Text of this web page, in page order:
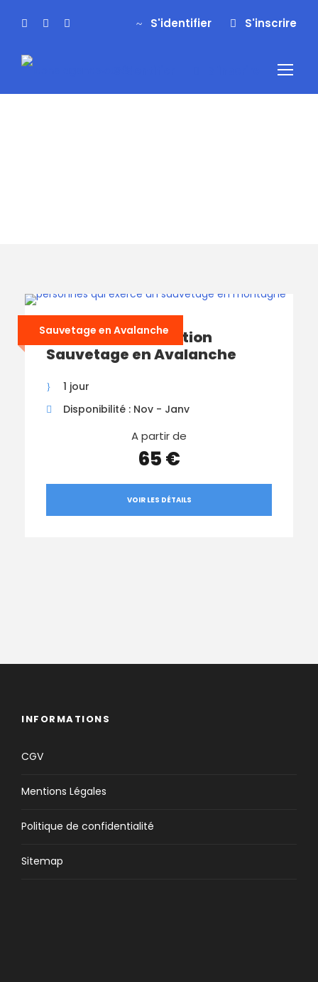
S'identifier S'inscrire
Sauvetage en Avalanche
Journée de Formation
Sauvetage en Avalanche
1 jour
Disponibilité : Nov - Janv
A partir de
65 €
VOIR LES DÉTAILS
INFORMATIONS
CGV
Mentions Légales
Politique de confidentialité
Sitemap